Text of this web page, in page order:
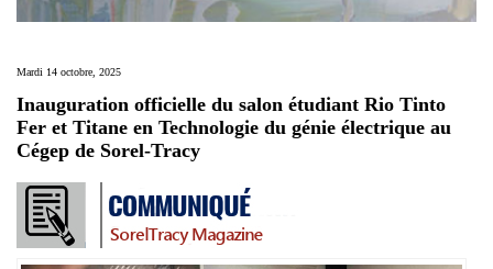
Mardi 14 octobre, 2025
Inauguration officielle du salon étudiant Rio Tinto
Fer et Titane en Technologie du génie électrique au
Cégep de Sorel-Tracy